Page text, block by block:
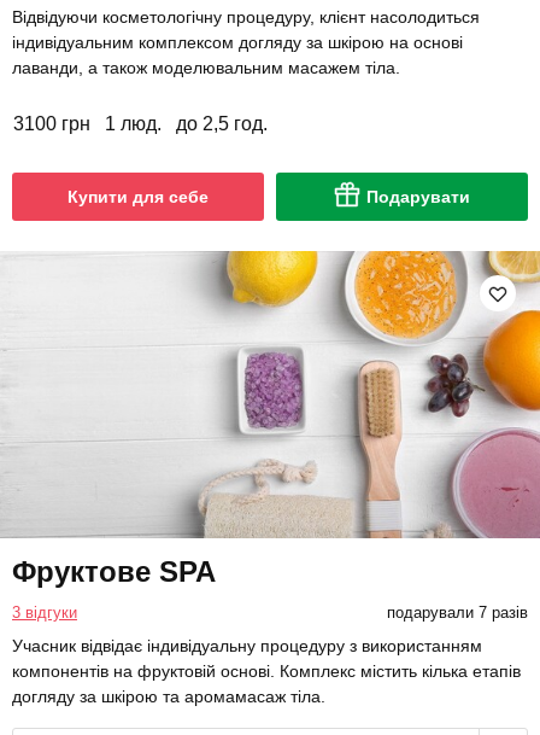
Відвідуючи косметологічну процедуру, клієнт насолодиться
індивідуальним комплексом догляду за шкірою на основі
лаванди, а також моделювальним масажем тіла.
3100 грн 1 люд. до 2,5 год.
Купити для себе Подарувати
Фруктове SPA
3 відгуки подарували 7 разів
Учасник відвідає індивідуальну процедуру з використанням
компонентів на фруктовій основі. Комплекс містить кілька етапів
догляду за шкірою та аромамасаж тіла.